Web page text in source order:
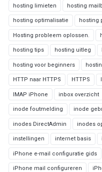
hosting limieten hosting
hosting optimalisatie hosting
Hosting probleem oplossen.
hosting tips hosting uitleg
hosting voor beginners
HTTP naar HTTPS HTTPS
IMAP iPhone inbox overzicht
inode foutmelding inode
inodes DirectAdmin inodes
instellingen internet basis
iPhone e-mail configuratie gids
iPhone mail configureren